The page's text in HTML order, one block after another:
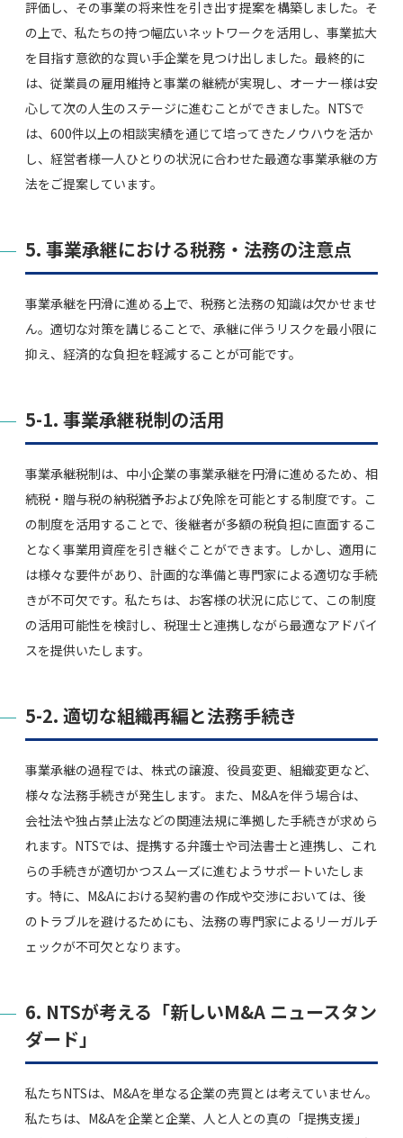
評価し、その事業の将来性を引き出す提案を構築しました。そ
の上で、私たちの持つ幅広いネットワークを活用し、事業拡大
を目指す意欲的な買い手企業を見つけ出しました。最終的に
は、従業員の雇用維持と事業の継続が実現し、オーナー様は安
心して次の人生のステージに進むことができました。NTSで
は、600件以上の相談実績を通じて培ってきたノウハウを活か
し、経営者様一人ひとりの状況に合わせた最適な事業承継の方
法をご提案しています。
5. 事業承継における税務・法務の注意点
事業承継を円滑に進める上で、税務と法務の知識は欠かせませ
ん。適切な対策を講じることで、承継に伴うリスクを最小限に
抑え、経済的な負担を軽減することが可能です。
5-1. 事業承継税制の活用
事業承継税制は、中小企業の事業承継を円滑に進めるため、相
続税・贈与税の納税猶予および免除を可能とする制度です。こ
の制度を活用することで、後継者が多額の税負担に直面するこ
となく事業用資産を引き継ぐことができます。しかし、適用に
は様々な要件があり、計画的な準備と専門家による適切な手続
きが不可欠です。私たちは、お客様の状況に応じて、この制度
の活用可能性を検討し、税理士と連携しながら最適なアドバイ
スを提供いたします。
5-2. 適切な組織再編と法務手続き
事業承継の過程では、株式の譲渡、役員変更、組織変更など、
様々な法務手続きが発生します。また、M&Aを伴う場合は、
会社法や独占禁止法などの関連法規に準拠した手続きが求めら
れます。NTSでは、提携する弁護士や司法書士と連携し、これ
らの手続きが適切かつスムーズに進むようサポートいたしま
す。特に、M&Aにおける契約書の作成や交渉においては、後
のトラブルを避けるためにも、法務の専門家によるリーガルチ
ェックが不可欠となります。
6. NTSが考える「新しいM&A ニュースタン
ダード」
私たちNTSは、M&Aを単なる企業の売買とは考えていません。
私たちは、M&Aを企業と企業、人と人との真の「提携支援」